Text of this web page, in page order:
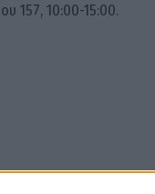
157, 10:00-15:00.